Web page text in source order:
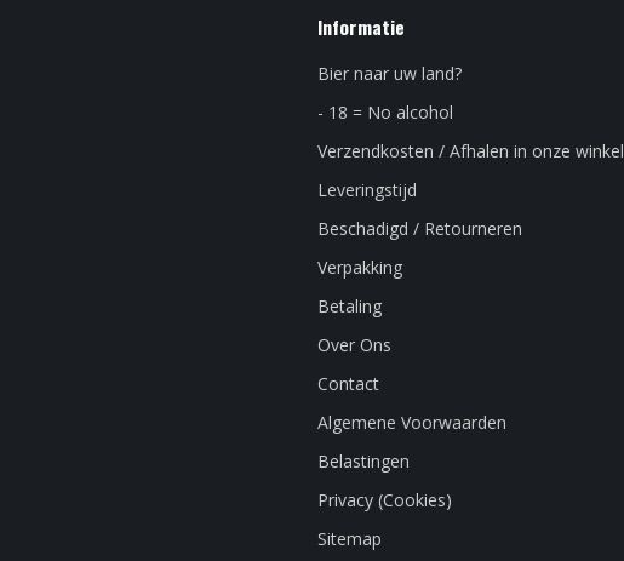
Informatie
Bier naar uw land?
- 18 = No alcohol
Verzendkosten / Afhalen in onze winkel
Leveringstijd
Beschadigd / Retourneren
Verpakking
Betaling
Over Ons
Contact
Algemene Voorwaarden
Belastingen
Privacy (Cookies)
Sitemap